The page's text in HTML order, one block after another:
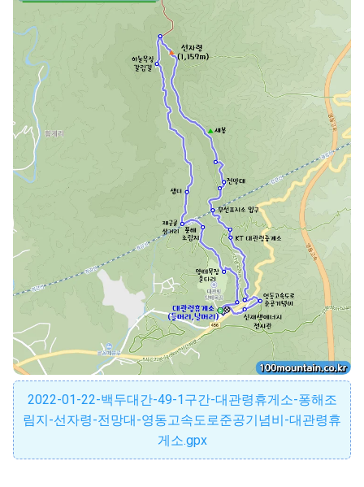
2022-01-22-백두대간-49-1구간-대관령휴게소-퐁해조
림지-선자령-전망대-영동고속도로준공기념비-대관령휴
게소.gpx